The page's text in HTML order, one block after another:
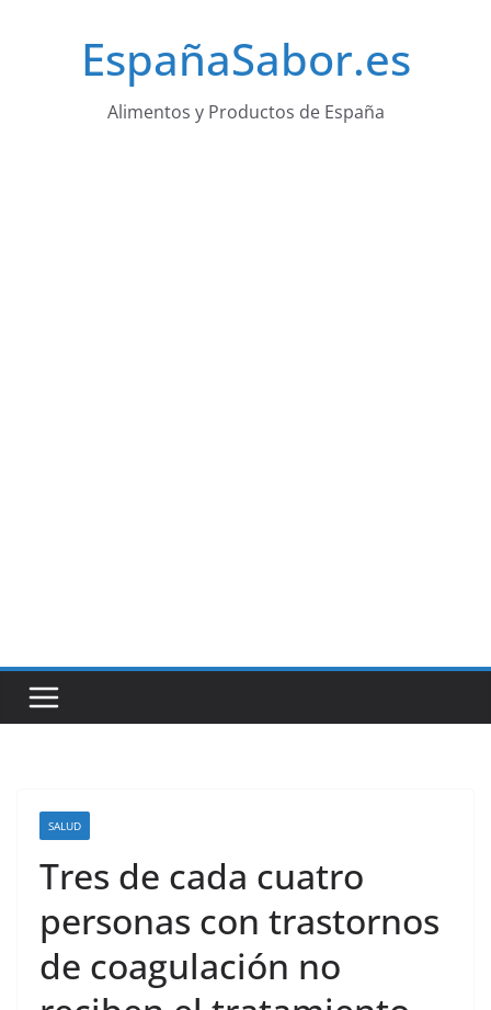
EspañaSabor.es
Alimentos y Productos de España
SALUD
Tres de cada cuatro
personas con trastornos
de coagulación no